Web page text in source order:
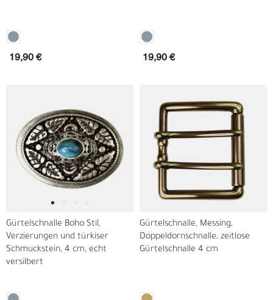
19,90 € 19,90 €
Gürtelschnalle Boho Stil,
Verzierungen und türkiser
Schmuckstein, 4 cm, echt
versilbert
Gürtelschnalle, Messing,
Doppeldornschnalle, zeitlose
Gürtelschnalle 4 cm